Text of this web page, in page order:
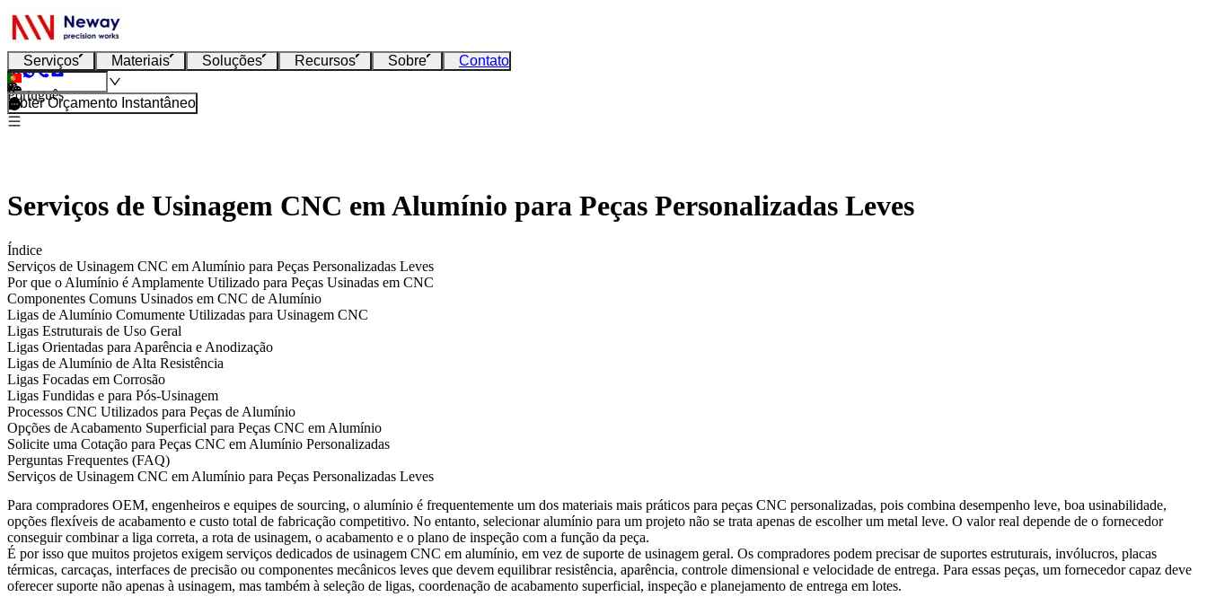
Serviços Materiais Soluções Recursos Sobre Contato
Português
Obter Orçamento Instantâneo
Serviços de Usinagem CNC em Alumínio para Peças Personalizadas Leves
Índice
Serviços de Usinagem CNC em Alumínio para Peças Personalizadas Leves
Por que o Alumínio é Amplamente Utilizado para Peças Usinadas em CNC
Componentes Comuns Usinados em CNC de Alumínio
Ligas de Alumínio Comumente Utilizadas para Usinagem CNC
Ligas Estruturais de Uso Geral
Ligas Orientadas para Aparência e Anodização
Ligas de Alumínio de Alta Resistência
Ligas Focadas em Corrosão
Ligas Fundidas e para Pós-Usinagem
Processos CNC Utilizados para Peças de Alumínio
Opções de Acabamento Superficial para Peças CNC em Alumínio
Solicite uma Cotação para Peças CNC em Alumínio Personalizadas
Perguntas Frequentes (FAQ)
Serviços de Usinagem CNC em Alumínio para Peças Personalizadas Leves
Para compradores OEM, engenheiros e equipes de sourcing, o alumínio é frequentemente um dos materiais mais práticos para peças CNC personalizadas, pois combina desempenho leve, boa usinabilidade,
opções flexíveis de acabamento e custo total de fabricação competitivo. No entanto, selecionar alumínio para um projeto não se trata apenas de escolher um metal leve. O valor real depende de o fornecedor
conseguir combinar a liga correta, a rota de usinagem, o acabamento e o plano de inspeção com a função da peça.
É por isso que muitos projetos exigem serviços dedicados de usinagem CNC em alumínio, em vez de suporte de usinagem geral. Os compradores podem precisar de suportes estruturais, invólucros, placas
térmicas, carcaças, interfaces de precisão ou componentes mecânicos leves que devem equilibrar resistência, aparência, controle dimensional e velocidade de entrega. Para essas peças, um fornecedor capaz deve
oferecer suporte não apenas à usinagem, mas também à seleção de ligas, coordenação de acabamento superficial, inspeção e planejamento de entrega em lotes.